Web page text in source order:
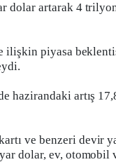
dolar artarak 4
ilişkin piyasa
hazirandaki artış
ve benzeri devir
dolar, ev, otomobil